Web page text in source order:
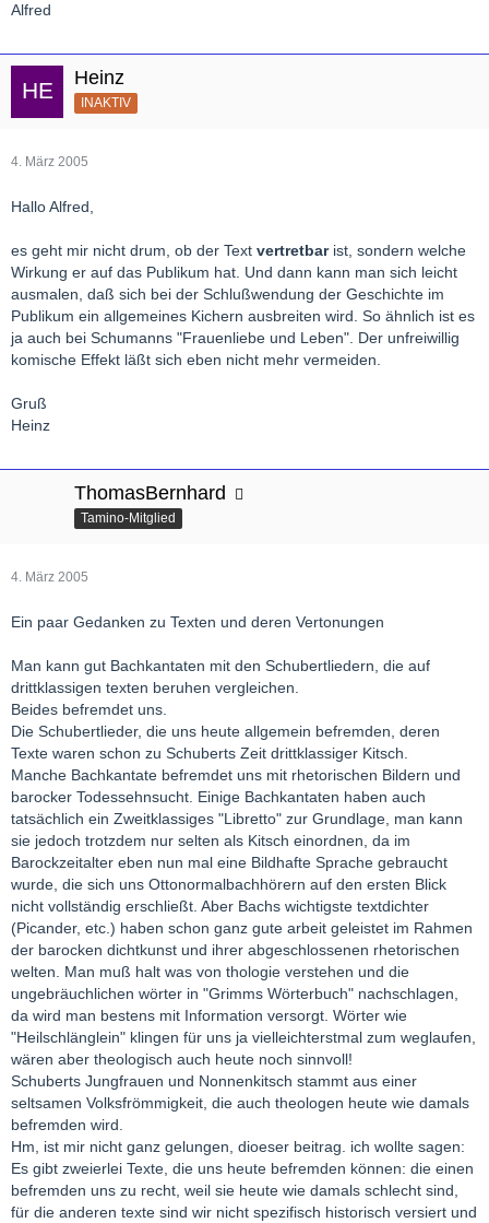
Alfred
Heinz
INAKTIV
4. März 2005
Hallo Alfred,
es geht mir nicht drum, ob der Text vertretbarist, sondern welche
Wirkung er auf das Publikum hat. Und dann kann man sich leicht
ausmalen, daß sich bei der Schlußwendung der Geschichte im
Publikum ein allgemeines Kichern ausbreiten wird. So ähnlich ist es
ja auch bei Schumanns "Frauenliebe und Leben". Der unfreiwillig
komische Effekt läßt sich eben nicht mehr vermeiden.
Gruß
Heinz
ThomasBernhard
Tamino-Mitglied
4. März 2005
Ein paar Gedanken zu Texten und deren Vertonungen
Man kann gut Bachkantaten mit den Schubertliedern, die auf
drittklassigen texten beruhen vergleichen.
Beides befremdet uns.
Die Schubertlieder, die uns heute allgemein befremden, deren
Texte waren schon zu Schuberts Zeit drittklassiger Kitsch.
Manche Bachkantate befremdet uns mit rhetorischen Bildern und
barocker Todessehnsucht. Einige Bachkantaten haben auch
tatsächlich ein Zweitklassiges "Libretto" zur Grundlage, man kann
sie jedoch trotzdem nur selten als Kitsch einordnen, da im
Barockzeitalter eben nun mal eine Bildhafte Sprache gebraucht
wurde, die sich uns Ottonormalbachhörern auf den ersten Blick
nicht vollständig erschließt. Aber Bachs wichtigste textdichter
(Picander, etc.) haben schon ganz gute arbeit geleistet im Rahmen
der barocken dichtkunst und ihrer abgeschlossenen rhetorischen
welten. Man muß halt was von thologie verstehen und die
ungebräuchlichen wörter in "Grimms Wörterbuch" nachschlagen,
da wird man bestens mit Information versorgt. Wörter wie
"Heilschlänglein" klingen für uns ja vielleichterstmal zum weglaufen,
wären aber theologisch auch heute noch sinnvoll!
Schuberts Jungfrauen und Nonnenkitsch stammt aus einer
seltsamen Volksfrömmigkeit, die auch theologen heute wie damals
befremden wird.
Hm, ist mir nicht ganz gelungen, dioeser beitrag. ich wollte sagen:
Es gibt zweierlei Texte, die uns heute befremden können: die einen
befremden uns zu recht, weil sie heute wie damals schlecht sind,
für die anderen texte sind wir nicht spezifisch historisch versiert und